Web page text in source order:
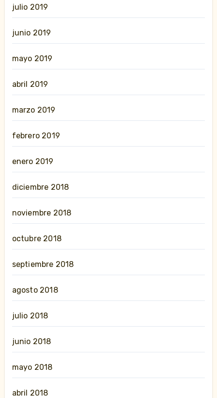
julio 2019
junio 2019
mayo 2019
abril 2019
marzo 2019
febrero 2019
enero 2019
diciembre 2018
noviembre 2018
octubre 2018
septiembre 2018
agosto 2018
julio 2018
junio 2018
mayo 2018
abril 2018